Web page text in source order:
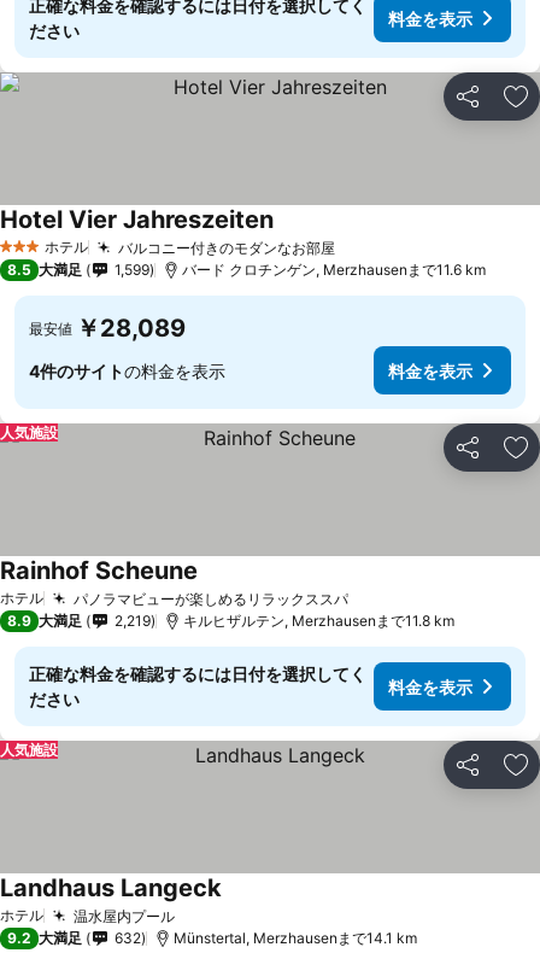
正確な料金を確認するには日付を選択してく
ださい
料金を表示
シェア お
3 ホテルのランク
ホテル バルコニー付きのモダンなお部屋
Hotel Vier Jahreszeiten
8.5 大満足 1,599 バード クロチンゲン, Merzhausenまで11.6 km
最安値 ￥28,089
4件のサイトの料金を表示 料金を表示
シェア お
人気施設
ホテル パノラマビューが楽しめるリラックススパ
Rainhof Scheune
8.9 大満足 2,219 キルヒザルテン, Merzhausenまで11.8 km
正確な料金を確認するには日付を選択してく
ださい
料金を表示
シェア お
人気施設
ホテル 温水屋内プール
Landhaus Langeck
9.2 大満足 632 Münstertal, Merzhausenまで14.1 km